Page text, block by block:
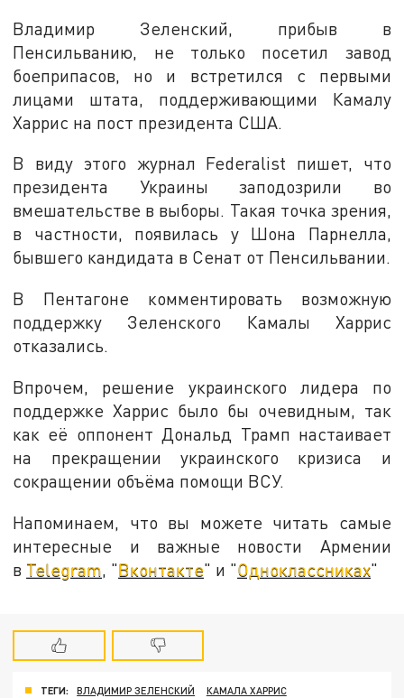
Владимир Зеленский, прибыв в
Пенсильванию, не только посетил завод
боеприпасов, но и встретился с первыми
лицами штата, поддерживающими Камалу
Харрис на пост президента США.
В виду этого журнал Federalist пишет, что
президента Украины заподозрили во
вмешательстве в выборы. Такая точка зрения,
в частности, появилась у Шона Парнелла,
бывшего кандидата в Сенат от Пенсильвании.
В Пентагоне комментировать возможную
поддержку Зеленского Камалы Харрис
отказались.
Впрочем, решение украинского лидера по
поддержке Харрис было бы очевидным, так
как её оппонент Дональд Трамп настаивает
на прекращении украинского кризиса и
сокращении объёма помощи ВСУ.
Напоминаем, что вы можете читать самые
интересные и важные новости Армении
в Telegram , "Вконтакте" и "Одноклассниках"
ТЕГИ: ВЛАДИМИР ЗЕЛЕНСКИЙ
КАМАЛА ХАРРИС